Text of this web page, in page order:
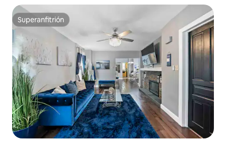
Superanfitrión
Superanfitrión